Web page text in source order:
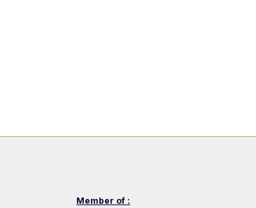
Member of :